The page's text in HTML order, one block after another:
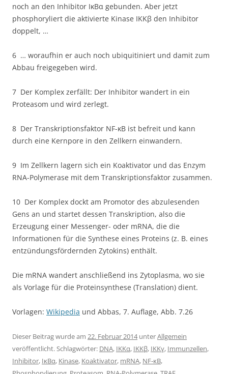
noch an den Inhibitor IκBα gebunden. Aber jetzt
phosphoryliert die aktivierte Kinase IKKβ den Inhibitor
doppelt, …
6 … woraufhin er auch noch ubiquitiniert und damit zum
Abbau freigegeben wird.
7 Der Komplex zerfällt: Der Inhibitor wandert in ein
Proteasom und wird zerlegt.
8 Der Transkriptionsfaktor NF-κB ist befreit und kann
durch eine Kernpore in den Zellkern einwandern.
9 Im Zellkern lagern sich ein Koaktivator und das Enzym
RNA-Polymerase mit dem Transkriptionsfaktor zusammen.
10 Der Komplex dockt am Promotor des abzulesenden
Gens an und startet dessen Transkription, also die
Erzeugung einer Messenger- oder mRNA, die die
Informationen für die Synthese eines Proteins (z. B. eines
entzündungsfördernden Zytokins) enthält.
Die mRNA wandert anschließend ins Zytoplasma, wo sie
als Vorlage für die Proteinsynthese (Translation) dient.
Vorlagen: Wikipedia und Abbas, 7. Auflage, Abb. 7.26
Dieser Beitrag wurde am 22. Februar 2014unterAllgemein
veröffentlicht. Schlagwörter: DNA, IKKα, IKKβ, IKKγ, Immunzellen,
Inhibitor, IκBα, Kinase, Koaktivator, mRNA, NF-κB,